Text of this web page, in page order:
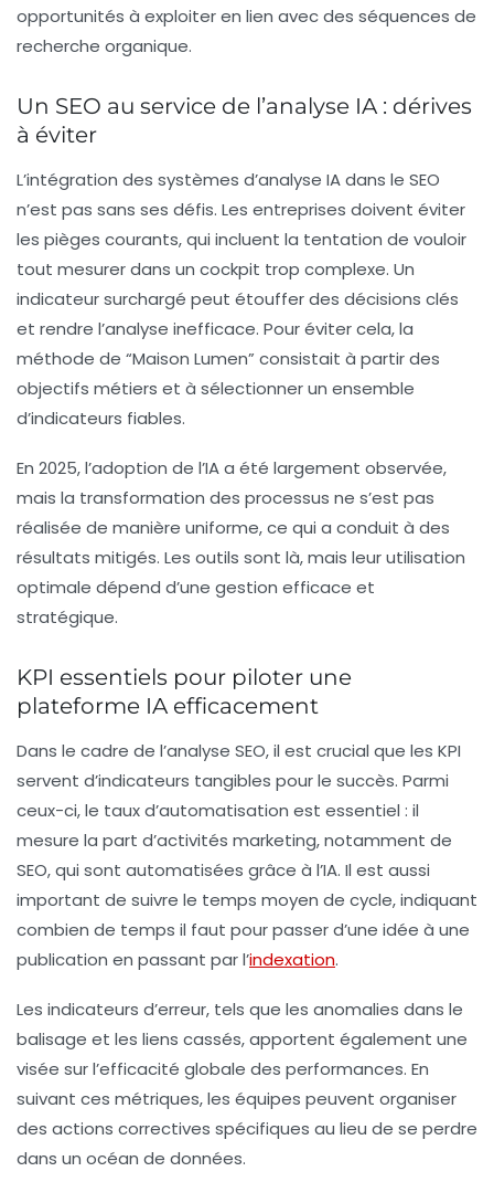
opportunités à exploiter en lien avec des séquences de
recherche organique.
Un SEO au service de l’analyse IA : dérives
à éviter
L’intégration des systèmes d’analyse IA dans le SEO
n’est pas sans ses défis. Les entreprises doivent éviter
les pièges courants, qui incluent la tentation de vouloir
tout mesurer dans un cockpit trop complexe. Un
indicateur surchargé peut étouffer des décisions clés
et rendre l’analyse inefficace. Pour éviter cela, la
méthode de “Maison Lumen” consistait à partir des
objectifs métiers et à sélectionner un ensemble
d’indicateurs fiables.
En 2025, l’adoption de l’IA a été largement observée,
mais la transformation des processus ne s’est pas
réalisée de manière uniforme, ce qui a conduit à des
résultats mitigés. Les outils sont là, mais leur utilisation
optimale dépend d’une gestion efficace et
stratégique.
KPI essentiels pour piloter une
plateforme IA efficacement
Dans le cadre de l’analyse SEO, il est crucial que les KPI
servent d’indicateurs tangibles pour le succès. Parmi
ceux-ci, le taux d’automatisation est essentiel : il
mesure la part d’activités marketing, notamment de
SEO, qui sont automatisées grâce à l’IA. Il est aussi
important de suivre le temps moyen de cycle, indiquant
combien de temps il faut pour passer d’une idée à une
publication en passant par l’indexation.
Les indicateurs d’erreur, tels que les anomalies dans le
balisage et les liens cassés, apportent également une
visée sur l’efficacité globale des performances. En
suivant ces métriques, les équipes peuvent organiser
des actions correctives spécifiques au lieu de se perdre
dans un océan de données.